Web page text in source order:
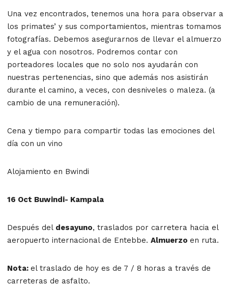
Una vez encontrados, tenemos una hora para observar a
los primates’ y sus comportamientos, mientras tomamos
fotografías. Debemos asegurarnos de llevar el almuerzo
y el agua con nosotros. Podremos contar con
porteadores locales que no solo nos ayudarán con
nuestras pertenencias, sino que además nos asistirán
durante el camino, a veces, con desniveles o maleza. (a
cambio de una remuneración).
Cena y tiempo para compartir todas las emociones del
día con un vino
Alojamiento en Bwindi
16 Oct Buwindi- Kampala
Después del desayuno, traslados por carretera hacia el
aeropuerto internacional de Entebbe. Almuerzo en ruta.
Nota: el traslado de hoy es de 7 / 8 horas a través de
carreteras de asfalto.